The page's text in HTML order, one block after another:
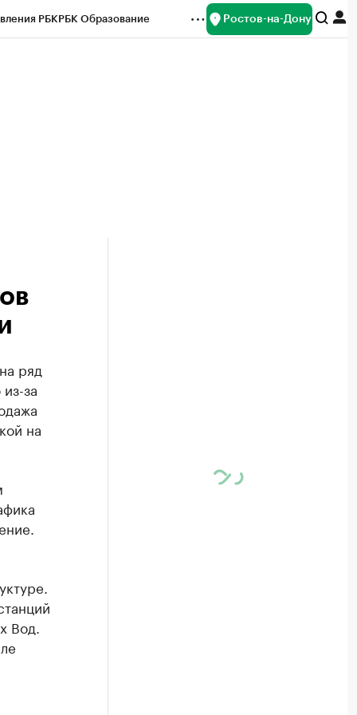
РБКРБК Образование Ростов-на-Дону
ряд
за
на
Вод.